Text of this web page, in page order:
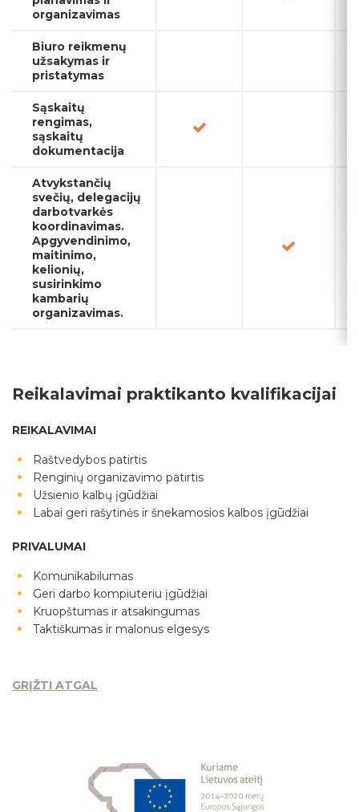
organizavimas
Biuro reikmenų
užsakymas ir
pristatymas
Sąskaitų
rengimas,
sąskaitų
dokumentacija
Atvykstančių
svečių, delegacijų
darbotvarkės
koordinavimas.
Apgyvendinimo,
maitinimo,
kelionių,
susirinkimo
kambarių
organizavimas.
Reikalavimai praktikanto kvalifikacijai
REIKALAVIMAI
Raštvedybos patirtis
Renginių organizavimo patirtis
Užsienio kalbų įgūdžiai
Labai geri rašytinės ir šnekamosios kalbos įgūdžiai
PRIVALUMAI
Komunikabilumas
Geri darbo kompiuteriu įgūdžiai
Kruopštumas ir atsakingumas
Taktiškumas ir malonus elgesys
GRĮŽTI ATGAL